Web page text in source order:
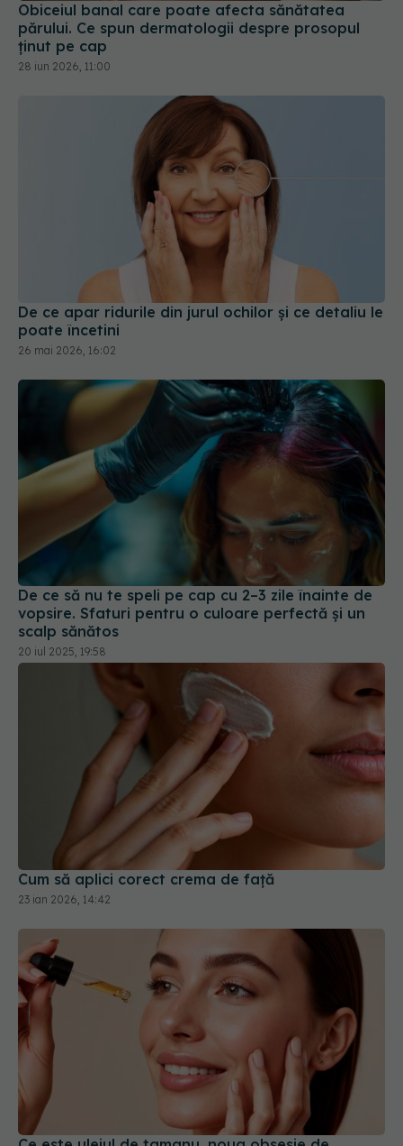
Obiceiul banal care poate afecta sănătatea
părului. Ce spun dermatologii despre prosopul
ținut pe cap
28 iun 2026, 11:00
De ce apar ridurile din jurul ochilor și ce detaliu le
poate încetini
26 mai 2026, 16:02
De ce să nu te speli pe cap cu 2–3 zile înainte de
vopsire. Sfaturi pentru o culoare perfectă și un
scalp sănătos
20 iul 2025, 19:58
Cum să aplici corect crema de față
23 ian 2026, 14:42